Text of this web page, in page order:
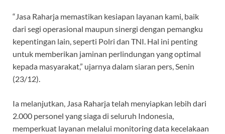
“Jasa Raharja memastikan kesiapan layanan kami, baik
dari segi operasional maupun sinergi dengan pemangku
kepentingan lain, seperti Polri dan TNI. Hal ini penting
untuk memberikan jaminan perlindungan yang optimal
kepada masyarakat,” ujarnya dalam siaran pers, Senin
(23/12).
Ia melanjutkan, Jasa Raharja telah menyiapkan lebih dari
2.000 personel yang siaga di seluruh Indonesia,
memperkuat layanan melalui monitoring data kecelakaan